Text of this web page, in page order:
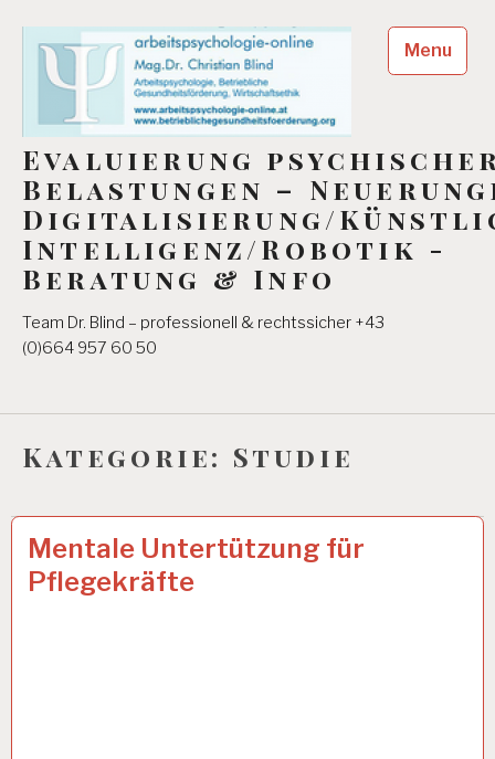
content
Evaluierung
Belastungen –
Digitalisierung/
Intelligenz/Robotik -
Beratung & Info
Team Dr. Blind – professionell & rechtssicher +43
(0)664 957 60 50
Menu
Kategorie: Studie
12-
STUNDEN-
ARBEITSTAG…
Mentale Untertützung für
Pflegekräfte
17 FEB. 2025